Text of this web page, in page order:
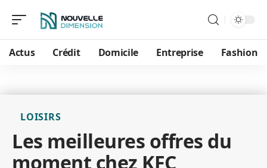
Actus Crédit Domicile Entreprise Fashion
LOISIRS
Les meilleures offres du
moment chez KFC